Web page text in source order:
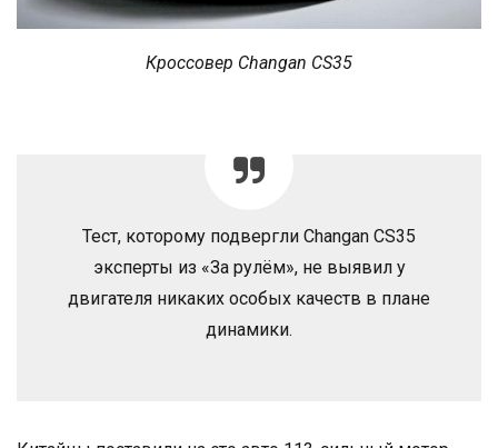
Кроссовер Changan CS35
Тест, которому подвергли Changan CS35
эксперты из «За рулём», не выявил у
двигателя никаких особых качеств в плане
динамики.